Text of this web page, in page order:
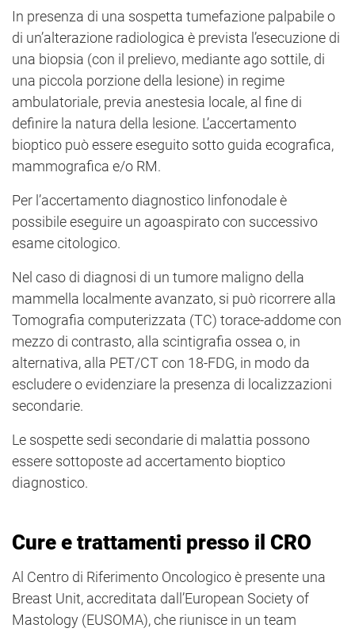
In presenza di una sospetta tumefazione palpabile o
di un’alterazione radiologica è prevista l’esecuzione di
una biopsia (con il prelievo, mediante ago sottile, di
una piccola porzione della lesione) in regime
ambulatoriale, previa anestesia locale, al fine di
definire la natura della lesione. L’accertamento
bioptico può essere eseguito sotto guida ecografica,
mammografica e/o RM.
Per l’accertamento diagnostico linfonodale è
possibile eseguire un agoaspirato con successivo
esame citologico.
Nel caso di diagnosi di un tumore maligno della
mammella localmente avanzato, si può ricorrere alla
Tomografia computerizzata (TC) torace-addome con
mezzo di contrasto, alla scintigrafia ossea o, in
alternativa, alla PET/CT con 18-FDG, in modo da
escludere o evidenziare la presenza di localizzazioni
secondarie.
Le sospette sedi secondarie di malattia possono
essere sottoposte ad accertamento bioptico
diagnostico.
Cure e trattamenti presso il CRO
Al Centro di Riferimento Oncologico è presente una
Breast Unit, accreditata dall’European Society of
Mastology (EUSOMA), che riunisce in un team